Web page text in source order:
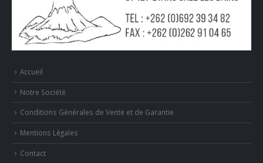
Accueil
Notre Société
Conditions Générales de Vente et de Garantie
Mentions Légales
Contact